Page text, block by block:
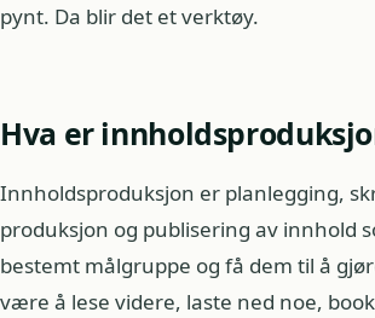
pynt. Da blir det et verktøy.
Hva er
Innholdsproduksjon er planlegging,
produksjon og publisering av innhold
bestemt målgruppe og få dem til å
være å lese videre, laste ned noe,